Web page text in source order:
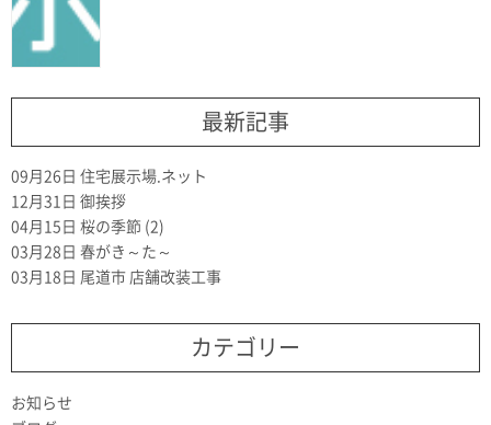
最新記事
09月26日 住宅展示場.ネット
12月31日 御挨拶
04月15日 桜の季節 (2)
03月28日 春がき～た～
03月18日 尾道市 店舗改装工事
カテゴリー
お知らせ